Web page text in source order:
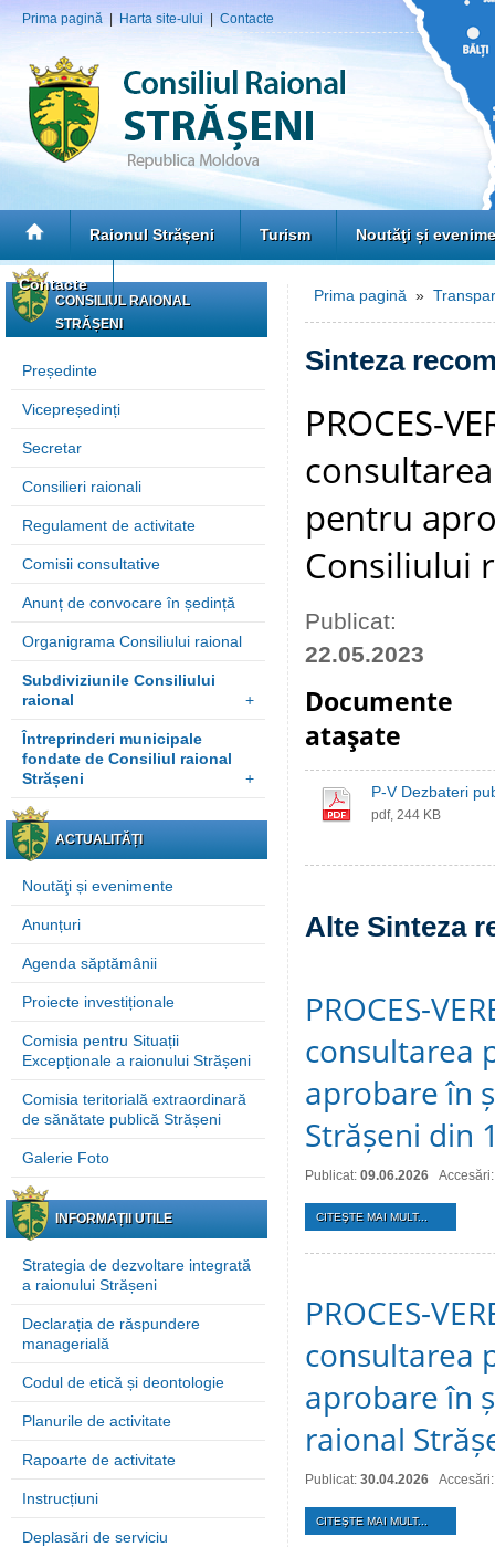
Prima pagină Harta site-ului Contacte
Raionul Strășeni Turism Noutăţi și
Contacte
CONSILIUL RAIONAL
STRĂȘENI
Președinte
Vicepreședinți
Secretar
Consilieri raionali
Regulament de activitate
Comisii consultative
Anunț de convocare în ședință
Organigrama Consiliului raional
Subdiviziunile Consiliului
raional
+
Întreprinderi municipale
fondate de Consiliul raional
Strășeni
+
ACTUALITĂȚI
Noutăţi și evenimente
Anunțuri
Agenda săptămânii
Proiecte investiționale
Comisia pentru Situații
Excepționale a raionului Strășeni
Comisia teritorială extraordinară
de sănătate publică Strășeni
Galerie Foto
INFORMAȚII UTILE
Strategia de dezvoltare integrată
a raionului Strășeni
Declarația de răspundere
managerială
Codul de etică și deontologie
Planurile de activitate
Rapoarte de activitate
Instrucțiuni
Deplasări de serviciu
Prima pagină »
Sinteza
PROCES-
pentru
Consiliului
Publicat:
22.05.2023
Documente
ataşate
P-V Dezbateri
pdf, 244 KB
Alte Sinteza
PROCES-
consultarea
aprobare în
Strășeni din
Publicat: 09.06.2026
CITEŞTE MAI MULT...
PROCES-
consultarea
aprobare în
raional
Publicat: 30.04.2026
CITEŞTE MAI MULT...